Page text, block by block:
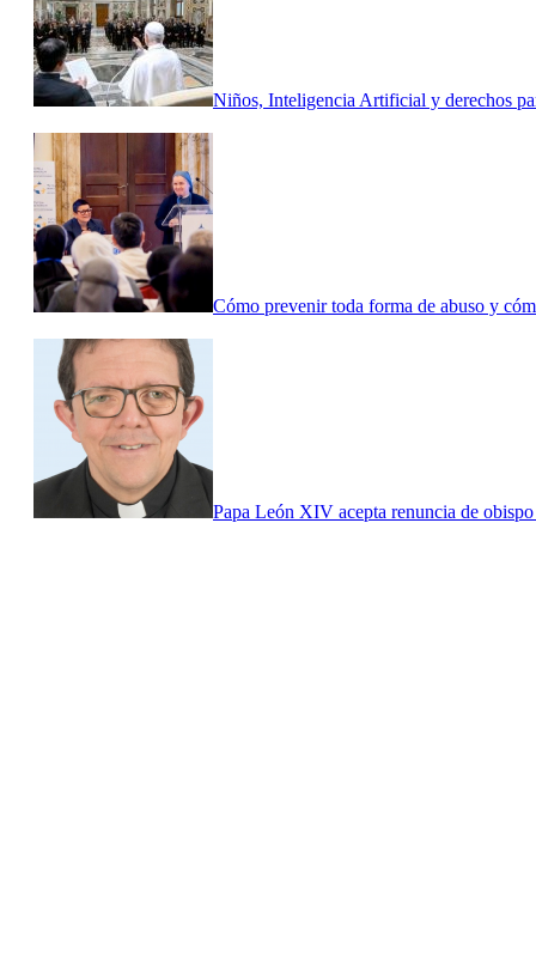
Niños, Inteligencia Artificial y derechos
Cómo prevenir toda forma de abuso y
Papa León XIV acepta renuncia de obispo